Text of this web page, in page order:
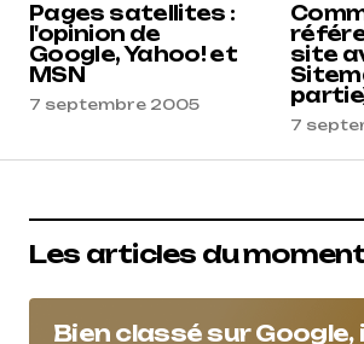
Pages satellites :
l'opinion de
Google, Yahoo! et
MSN
7 septembre 2005
site
7
Les articles du
Bien classé sur Google,